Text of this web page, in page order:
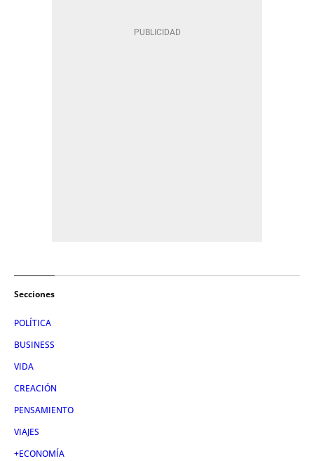
Secciones
POLÍTICA
BUSINESS
VIDA
CREACIÓN
PENSAMIENTO
VIAJES
+ECONOMÍA